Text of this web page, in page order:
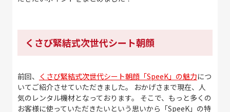
くさび緊結式次世代シート朝顔
前回、 くさび緊結式次世代シート朝顔「SpeeK」の魅力につ
いてご紹介させていただきました。 おかげさまで現在、人
気のレンタル機材となっております。 そこで、もっと多くの
お客様に使っていただきたいという思いから「SpeeK」の特